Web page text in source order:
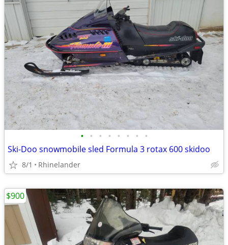
• • • • • • • •
Ski-Doo snowmobile sled Formula 3 rotax 600 skidoo
8/1 Rhinelander
$900